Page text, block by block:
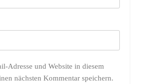
Adresse und Website in diesem
nächsten Kommentar speichern.